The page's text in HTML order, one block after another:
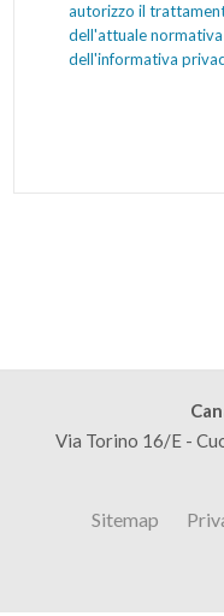
autorizzo il
dell'attuale
dell'informativa
Via Torino 16/E -
Sitemap